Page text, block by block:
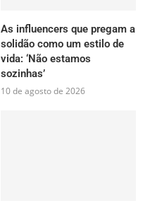
As influencers que pregam a
solidão como um estilo de
vida: ‘Não estamos
sozinhas’
10 de agosto de 2026